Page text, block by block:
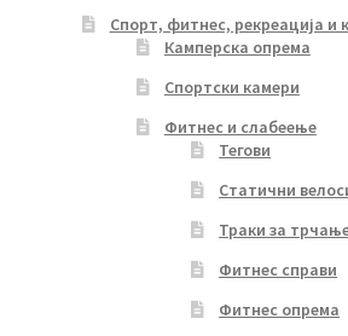
Спорт, фитнес, рекреација и
Камперска опрема
Спортски камери
Фитнес и слабеење
Тегови
Статични
Траки за
Фитнес справи
Фитнес опрема